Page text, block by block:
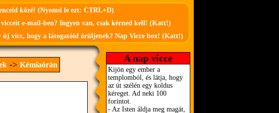
közé! (Nyomd le ezt: CTRL+D)
e-mail-ben? Ingyen van, csak kérned kell! (Katt!)
új vicc, hogy a látogatóid örüljenek? Nap Vicce box! (Katt!)
-> Kémiaórán
A nap vicce